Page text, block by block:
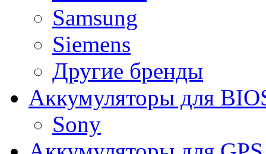
Samsung
Siemens
Другие бренды
Аккумуляторы для
Sony